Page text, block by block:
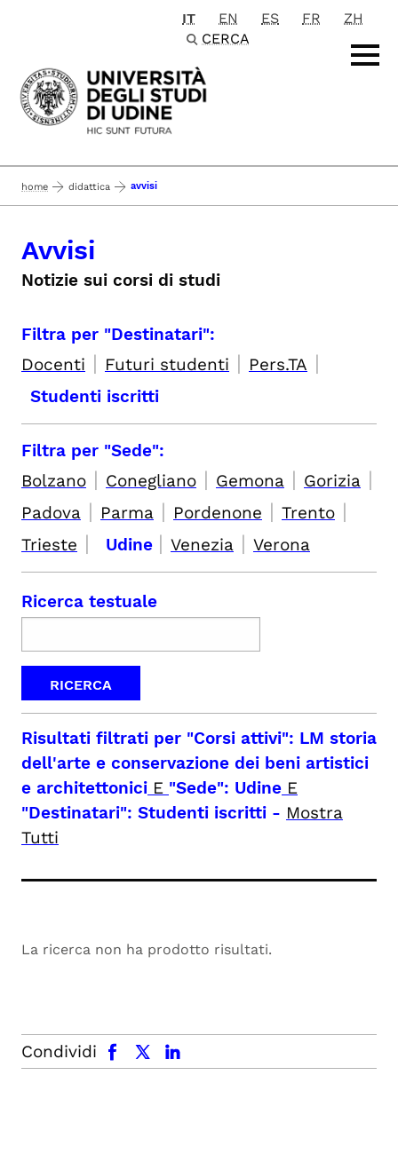
Passa al contenuto principale
IT EN ES FR
ZH
CERCA
home didattica avvisi
Avvisi
Notizie sui corsi di studi
Filtra per "Destinatari":
Docenti | Futuri studenti | Pers.TA |
Studenti iscritti
Filtra per "Sede":
Bolzano | Conegliano | Gemona | Gorizia |
Padova | Parma | Pordenone | Trento |
Trieste | Udine | Venezia | Verona
Ricerca testuale
Risultati filtrati per "Corsi attivi": LM storia
dell'arte e conservazione dei beni artistici
e architettonici E "Sede": Udine E
"Destinatari": Studenti iscritti - Mostra
Tutti
La ricerca non ha prodotto risultati.
Condividi
facebook x.com linkedin